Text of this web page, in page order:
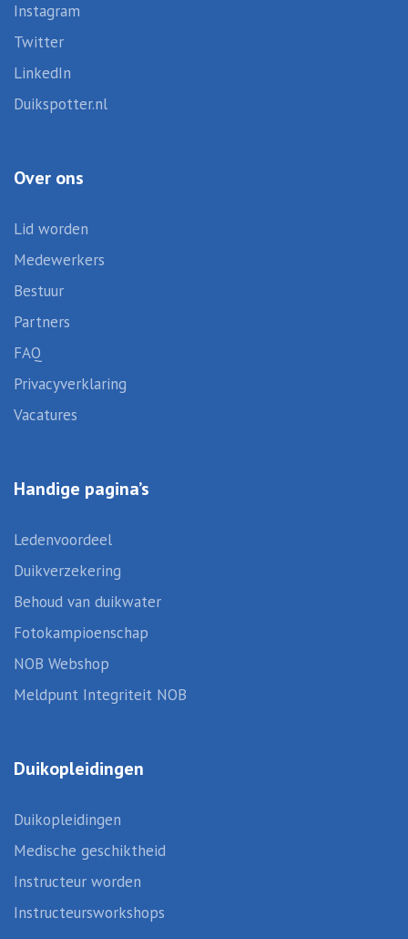
Instagram
Twitter
LinkedIn
Duikspotter.nl
Over ons
Lid worden
Medewerkers
Bestuur
Partners
FAQ
Privacyverklaring
Vacatures
Handige pagina’s
Ledenvoordeel
Duikverzekering
Behoud van duikwater
Fotokampioenschap
NOB Webshop
Meldpunt Integriteit NOB
Duikopleidingen
Duikopleidingen
Medische geschiktheid
Instructeur worden
Instructeursworkshops